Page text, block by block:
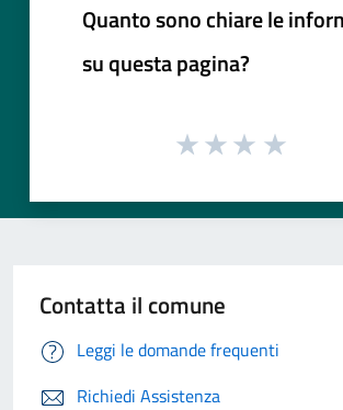
Quanto sono chiare le
su questa pagina?
Contatta il comune
Leggi le domande frequenti
Richiedi Assistenza